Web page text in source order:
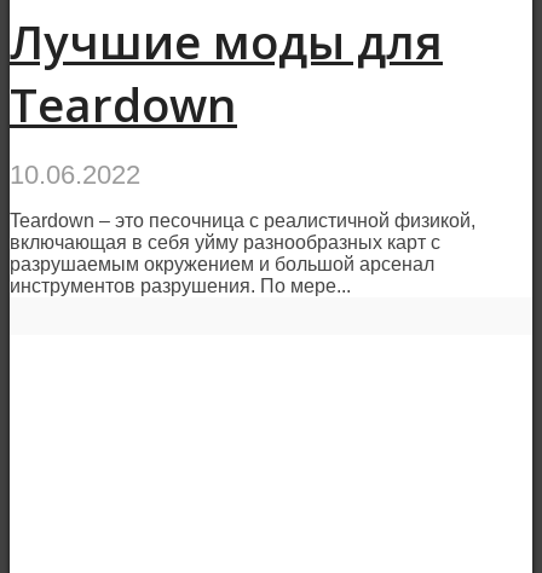
Лучшие моды для
Teardown
10.06.2022
Teardown – это песочница с реалистичной физикой,
включающая в себя уйму разнообразных карт с
разрушаемым окружением и большой арсенал
инструментов разрушения. По мере...